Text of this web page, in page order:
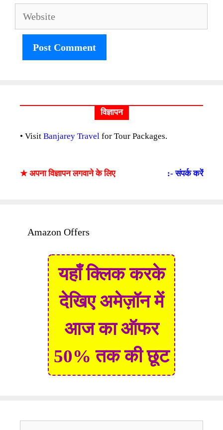
Website
विज्ञापन
• Visit Banjarey Travel for Tour Packages.
★ अपना विज्ञापन लगवाने के लिए :- संपर्क करें
Amazon Offers
यहाँ क्लिक करके
देखिए अमेज़ॉन में
आज का ऑफर
50% तक की छूट